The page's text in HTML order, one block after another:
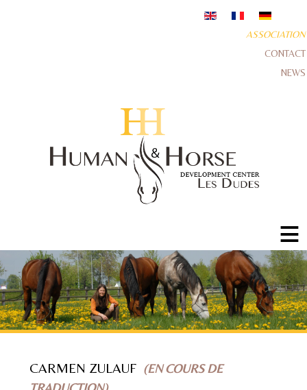
ASSOCIATION
CONTACT
NEWS
≡
CARMEN ZULAUF (EN COURS DE